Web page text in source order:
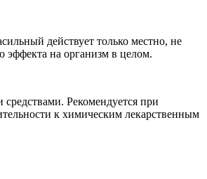
действует только местно, не
эффекта на организм в целом.
Рекомендуется при
к химическим лекарственным